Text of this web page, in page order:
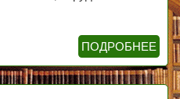
ПОДРОБНЕЕ